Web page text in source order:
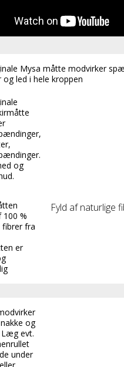
Mysa måtte modvirker
og led i hele kroppen
og
100 %
fibrer fra
er
Fyld af naturlige
og
Læg evt.
under